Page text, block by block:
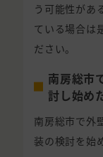
う可能性があ
ている場合は
ださい。
南房総市
討し始め
南房総市で外
装の検討を始